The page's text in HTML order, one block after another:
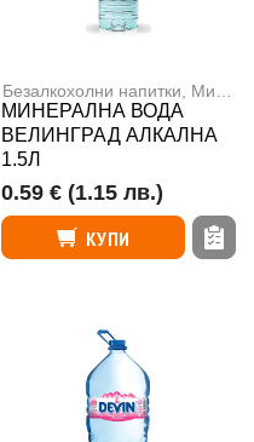
Безалкохолни напитки Минерална вода
МИНЕРАЛНА ВОДА
ВЕЛИНГРАД АЛКАЛНА
1.5Л
0.59 € (1.15 лв.)
КУПИ